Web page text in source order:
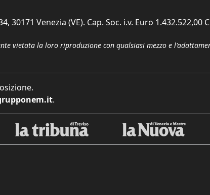
Venezia (VE). Cap. Soc. i.v. Euro 1.432.522,00
vietata la loro riproduzione con qualsiasi mezzo e
.